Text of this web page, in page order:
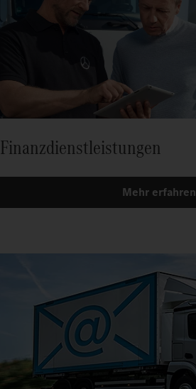
Finanzdienstleistungen
Mehr erfahren